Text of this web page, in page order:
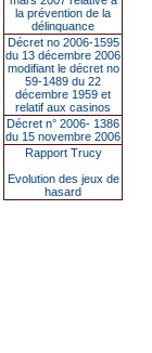
la prévention de la
délinquance
Décret no 2006-1595
du 13 décembre 2006
modifiant le décret no
59-1489 du 22
décembre 1959 et
relatif aux casinos
Décret n° 2006- 1386
du 15 novembre 2006
Rapport Trucy
Evolution des jeux de
hasard